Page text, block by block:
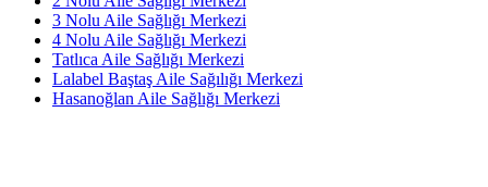
3 Nolu Aile Sağlığı Merkezi
4 Nolu Aile Sağlığı Merkezi
Tatlıca Aile Sağlığı Merkezi
Lalabel Baştaş Aile Sağılığı Merkezi
Hasanoğlan Aile Sağlığı Merkezi